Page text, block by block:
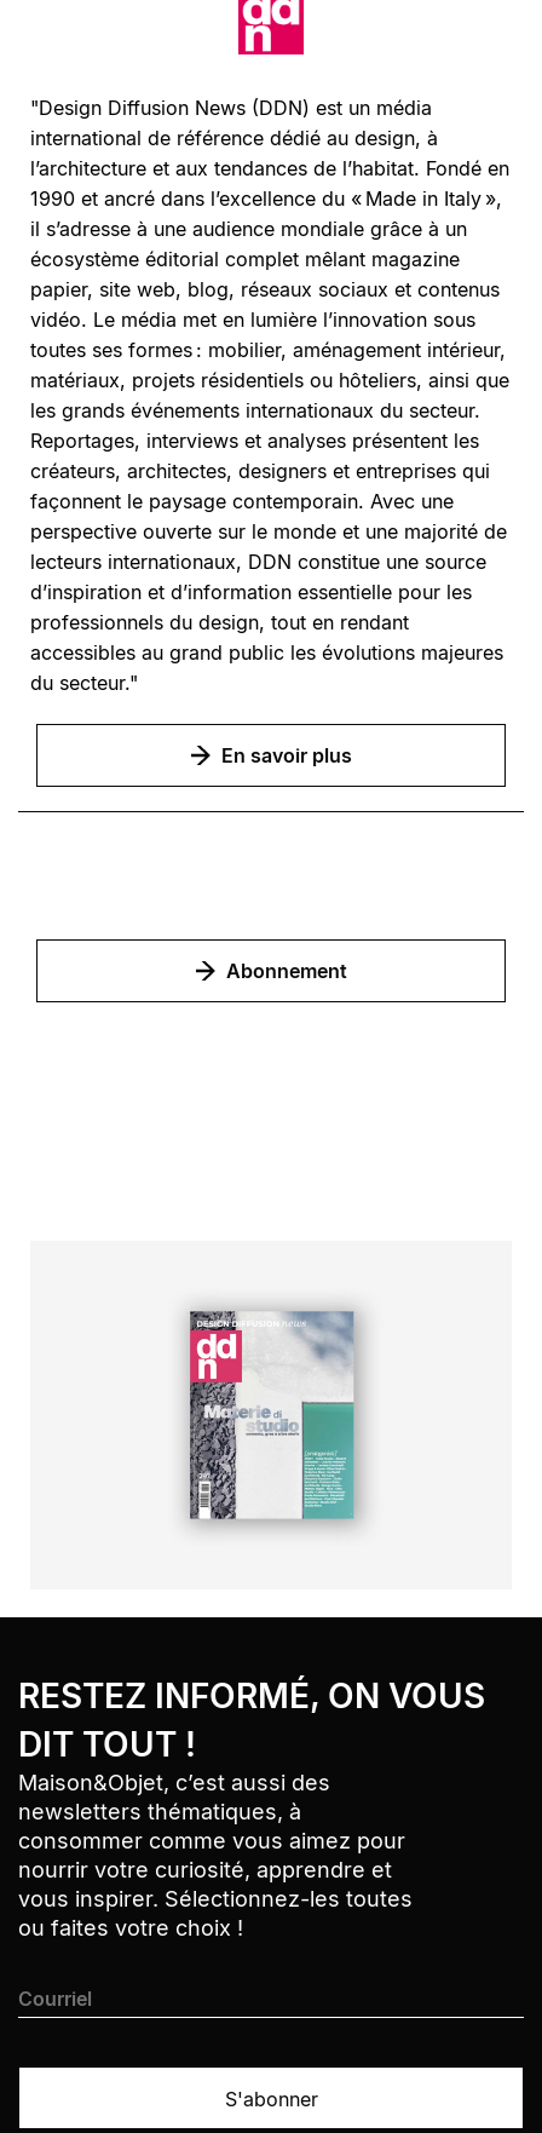
"Design Diffusion News (DDN) est un média
international de référence dédié au design, à
l’architecture et aux tendances de l’habitat. Fondé en
1990 et ancré dans l’excellence du « Made in Italy »,
il s’adresse à une audience mondiale grâce à un
écosystème éditorial complet mêlant magazine
papier, site web, blog, réseaux sociaux et contenus
vidéo. Le média met en lumière l’innovation sous
toutes ses formes : mobilier, aménagement intérieur,
matériaux, projets résidentiels ou hôteliers, ainsi que
les grands événements internationaux du secteur.
Reportages, interviews et analyses présentent les
créateurs, architectes, designers et entreprises qui
façonnent le paysage contemporain. Avec une
perspective ouverte sur le monde et une majorité de
lecteurs internationaux, DDN constitue une source
d’inspiration et d’information essentielle pour les
professionnels du design, tout en rendant
accessibles au grand public les évolutions majeures
du secteur."
En savoir plus
Abonnement
› Retour au menu
› Retour haut de page
RESTEZ INFORMÉ, ON VOUS
DIT TOUT !
Maison&Objet, c’est aussi des
newsletters thématiques, à
consommer comme vous aimez pour
nourrir votre curiosité, apprendre et
vous inspirer. Sélectionnez-les toutes
ou faites votre choix !